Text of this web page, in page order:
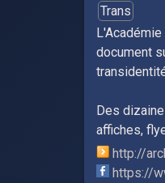
Trans
document
Des
affiches,
http://
https://